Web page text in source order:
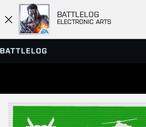
BATTLELOG
ELECTRONIC ARTS
PRZEGLĄDARKA SERWERÓW
GRY